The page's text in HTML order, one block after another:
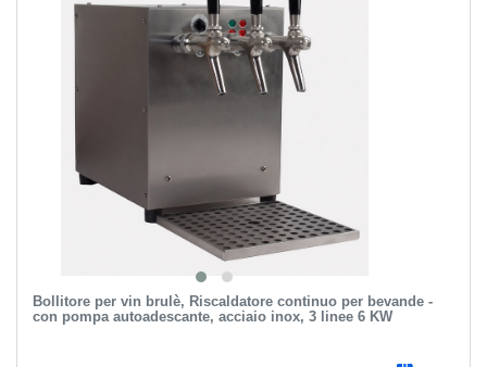
Bollitore per vin brulè, Riscaldatore continuo per bevande -
con pompa autoadescante, acciaio inox, 3 linee 6 KW